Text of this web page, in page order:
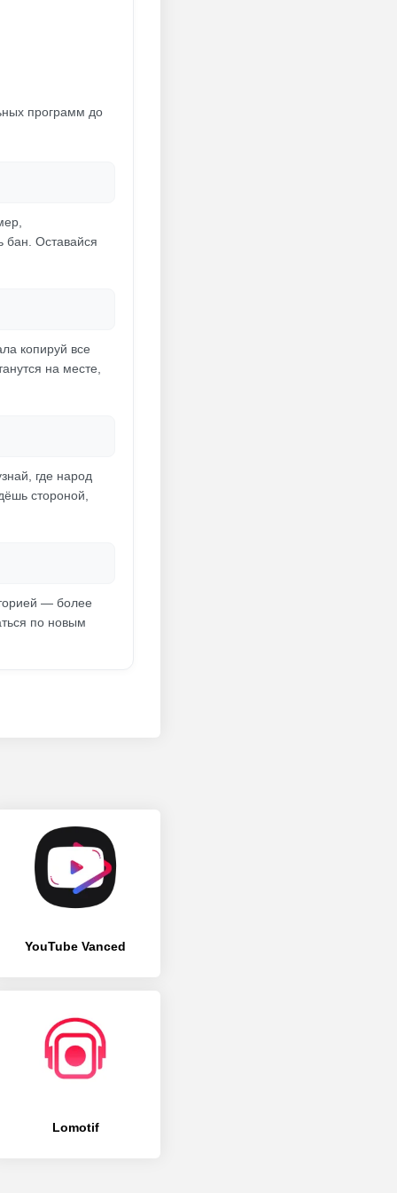
программ до
бан. Оставайся
копируй все
на месте,
где народ
стороной,
— более
по новым
YouTube Vanced
Lomotif